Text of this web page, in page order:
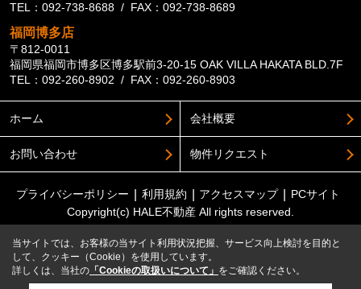
TEL：092-738-8688 / FAX：092-738-8689
福岡博多店
〒812-0011
福岡県福岡市博多区博多駅前3-20-15 OAK VILLA HAKATA BLD.7F
TEL：092-260-8902 / FAX：092-260-8903
ホーム 会社概要
お問い合わせ 物件リクエスト
プライバシーポリシー 利用規約 アクセスマップ
PCサイト
Copyright(c) HALE不動産 All rights reserved.
当サイトでは、お客様の当サイト利用状況把握、サービス向上検討を目的と
して、クッキー（Cookie）を使用しています。
詳しくは、当社の 「Cookieの取扱いについて」 をご確認ください。